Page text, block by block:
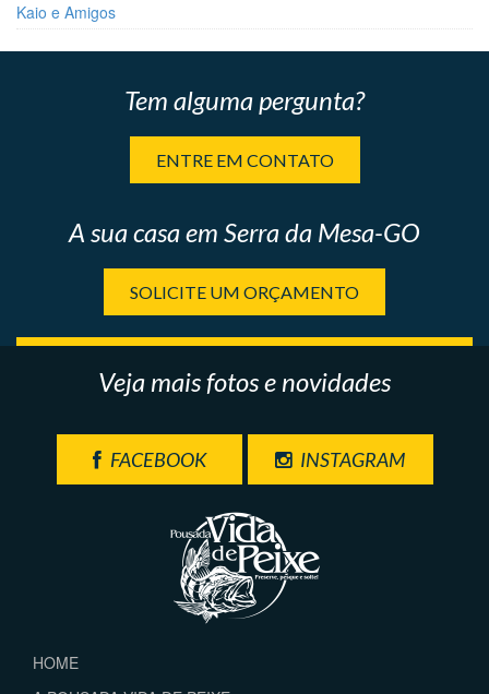
Kaio e Amigos
Tem alguma pergunta?
ENTRE EM CONTATO
A sua casa em Serra da Mesa-GO
SOLICITE UM ORÇAMENTO
Veja mais fotos e novidades
FACEBOOK INSTAGRAM
HOME